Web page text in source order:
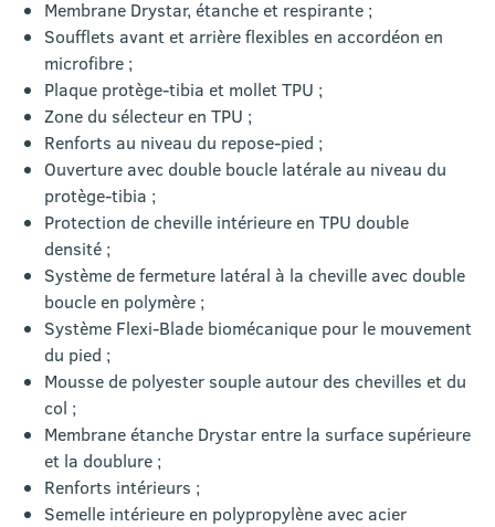
Membrane Drystar, étanche et respirante ;
Soufflets avant et arrière flexibles en accordéon en
microfibre ;
Plaque protège-tibia et mollet TPU ;
Zone du sélecteur en TPU ;
Renforts au niveau du repose-pied ;
Ouverture avec double boucle latérale au niveau du
protège-tibia ;
Protection de cheville intérieure en TPU double
densité ;
Système de fermeture latéral à la cheville avec double
boucle en polymère ;
Système Flexi-Blade biomécanique pour le mouvement
du pied ;
Mousse de polyester souple autour des chevilles et du
col ;
Membrane étanche Drystar entre la surface supérieure
et la doublure ;
Renforts intérieurs ;
Semelle intérieure en polypropylène avec acier